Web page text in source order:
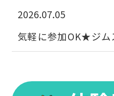
2026.07.05
気軽に参加OK★ジ